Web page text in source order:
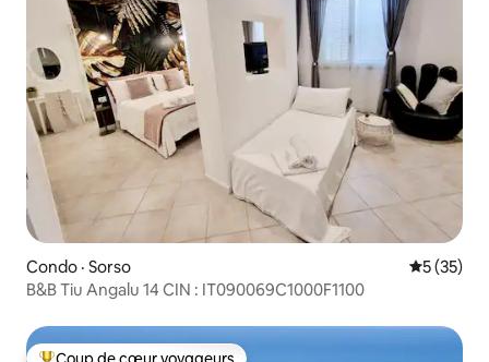
Condo · Sorso Note
5 (35)
B&B Tiu Angalu 14 CIN : IT090069C1000F1100